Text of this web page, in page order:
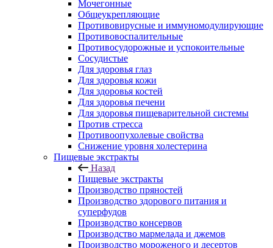
Мочегонные
Общеукрепляющие
Противовирусные и иммуномодулирующие
Противовоспалительные
Противосудорожные и успокоительные
Сосудистые
Для здоровья глаз
Для здоровья кожи
Для здоровья костей
Для здоровья печени
Для здоровья пищеварительной системы
Против стресса
Противоопухолевые свойства
Снижение уровня холестерина
Пищевые экстракты
Назад
Пищевые экстракты
Производство пряностей
Производство здорового питания и
суперфудов
Производство консервов
Производство мармелада и джемов
Производство мороженого и десертов